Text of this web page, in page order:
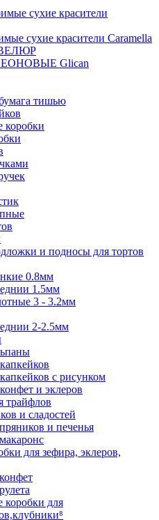
сухие красители
сухие красители Caramella
Glican
тишью
коробки
и подносы для тортов
0.8мм
1.5мм
3 - 3.2мм
2-2.5мм
с рисунком
и эклеров
трайфлов
и сладостей
и печенья
для зефира, эклеров,
коробки для